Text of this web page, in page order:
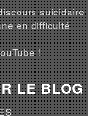
suicidaire
en difficulté
!
LE BLOG